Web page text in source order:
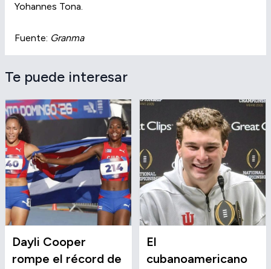
Yohannes Tona.
Fuente: Granma
Te puede interesar
Dayli Cooper
rompe el récord de
El
cubanoamericano